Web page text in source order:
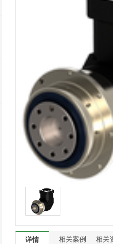
详情 相关案例 相关